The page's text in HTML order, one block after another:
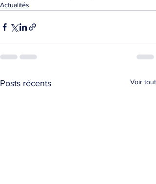
Actualités
Posts récents Voir tout